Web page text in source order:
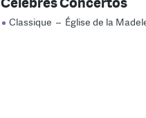
Classique – Église de la